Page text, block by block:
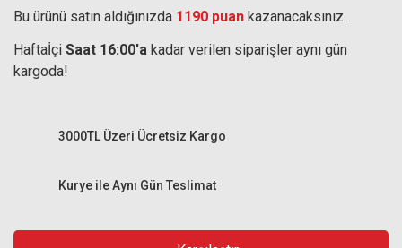
Bu ürünü satın aldığınızda 1190 puan kazanacaksınız.
Haftaİçi Saat 16:00'a kadar verilen siparişler aynı gün
kargoda!
Kurye ile Aynı Gün Teslimat
3000TL Üzeri Ücretsiz Kargo